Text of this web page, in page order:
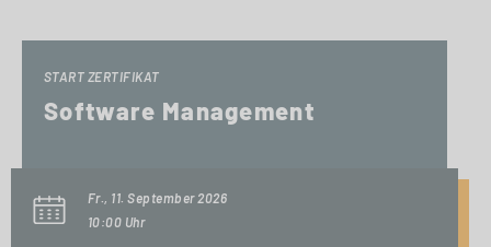
START ZERTIFIKAT
Software Management
Fr., 11. September 2026
10:00 Uhr